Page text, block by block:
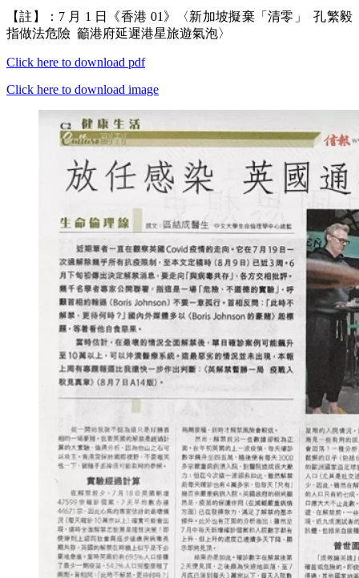
【註】：7 月 1 日《香港 01》〈新加坡擬棄「清零」 孔繁毅
指做法危險 籲港府延遲港星旅遊氣泡〉
Click here to download pdf
Click here to download image